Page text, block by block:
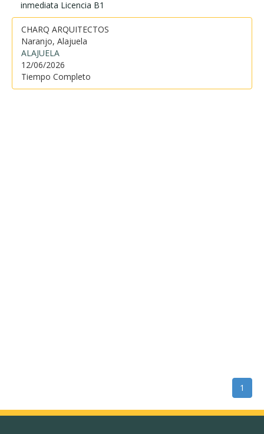
inmediata Licencia B1
CHARQ ARQUITECTOS
Naranjo, Alajuela
ALAJUELA
12/06/2026
Tiempo Completo
1